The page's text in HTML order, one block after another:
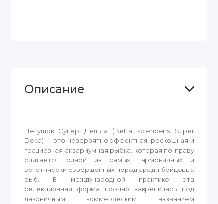
Описание
Петушок Супер Дельта (Betta splendens Super
Delta) — это невероятно эффектная, роскошная и
грациозная аквариумная рыбка, которая по праву
считается одной из самых гармоничных и
эстетически совершенных пород среди бойцовых
рыб. В международной практике эта
селекционная форма прочно закрепилась под
лаконичным коммерческим названием